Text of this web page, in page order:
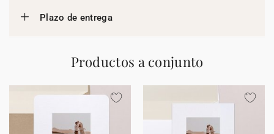
Plazo de entrega
Productos a conjunto